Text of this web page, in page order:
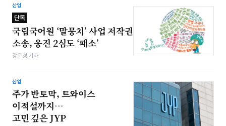
산업
단독
국립국어원 ‘말뭉치’ 사업 저작권
소송, 웅진 2심도 ‘패소’
강은경 기자
산업
주가 반토막, 트와이스
이적설까지…
고민 깊은 JYP